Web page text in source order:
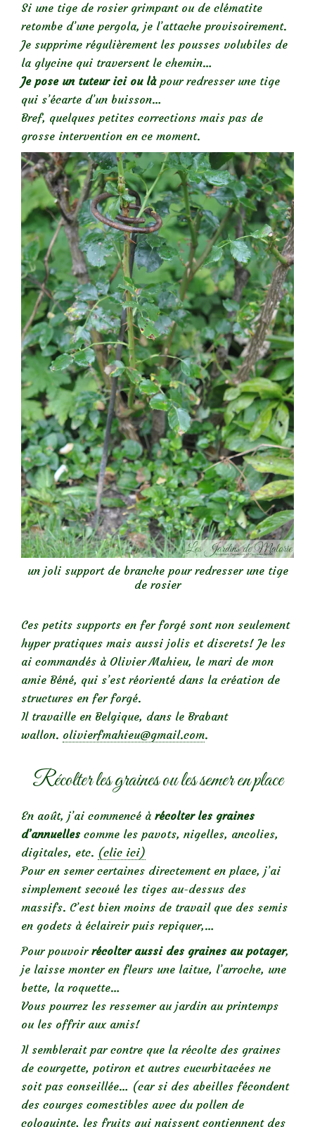
Si une tige de rosier grimpant ou de clématite
retombe d’une pergola, je l’attache provisoirement.
Je supprime régulièrement les pousses volubiles de
la glycine qui traversent le chemin…
Je pose un tuteur ici ou làpour redresser une tige
qui s’écarte d’un buisson…
Bref, quelques petites corrections mais pas de
grosse intervention en ce moment.
un joli support de branche pour redresser une tige
de rosier
Ces petits supports en fer forgé sont non seulement
hyper pratiques mais aussi jolis et discrets! Je les
ai commandés à Olivier Mahieu, le mari de mon
amie Béné, qui s’est réorienté dans la création de
structures en fer forgé.
Il travaille en Belgique, dans le Brabant
wallon. olivierfmahieu@gmail.com.
Récolter les graines ou les semer en place
En août, j’ai commencé à récolter les graines
d’annuelles comme les pavots, nigelles, ancolies,
digitales, etc. (clic ici)
Pour en semer certaines directement en place, j’ai
simplement secoué les tiges au-dessus des
massifs. C’est bien moins de travail que des semis
en godets à éclaircir puis repiquer,…
Pour pouvoir récolter aussi des graines au potager,
je laisse monter en fleurs une laitue, l’arroche, une
bette, la roquette…
Vous pourrez les ressemer au jardin au printemps
ou les offrir aux amis!
Il semblerait par contre que la récolte des graines
de courgette, potiron et autres cucurbitacées ne
soit pas conseillée… (car si des abeilles fécondent
des courges comestibles avec du pollen de
coloquinte, les fruits qui naissent contiennent des